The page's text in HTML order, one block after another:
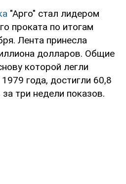
"Арго" стал лидером
проката по итогам
Лента принесла
долларов. Общие
которой легли
года, достигли 60,8
три недели показов.